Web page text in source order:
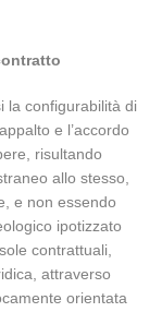
la configurabilità di
e l’accordo
risultando
allo stesso,
e non essendo
ipotizzato
contrattuali,
attraverso
orientata